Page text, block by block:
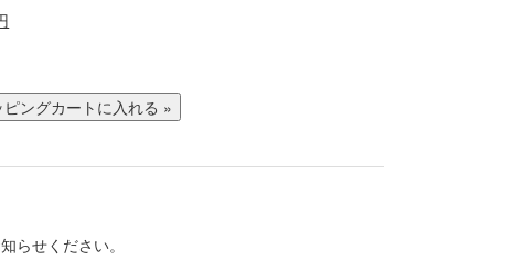
らせください。